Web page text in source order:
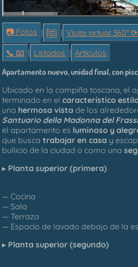
1.
📷 Fotos | | Visita virtual 360° ⟳
📞︎ 📧 | Listados | Artículos
Apartamento nuevo, unidad final, con
Ubicado en la campiña toscana, el
terminado en elcaracterístico
una hermosa vista de los
Santuario della Madonna del
el apartamento es luminoso y
que buscatrabajar en casa y
bullicio de la ciudad o como una
▸ Planta superior (primera)
— Cocina
— Sala
— Terraza
— Espacio de lavado debajo de la
▸ Planta superior (segundo)